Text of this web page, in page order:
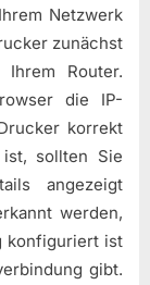
Netzwerk
zunächst
Router.
die IP-
korrekt
sollten Sie
angezeigt
werden,
konfiguriert ist
gibt.